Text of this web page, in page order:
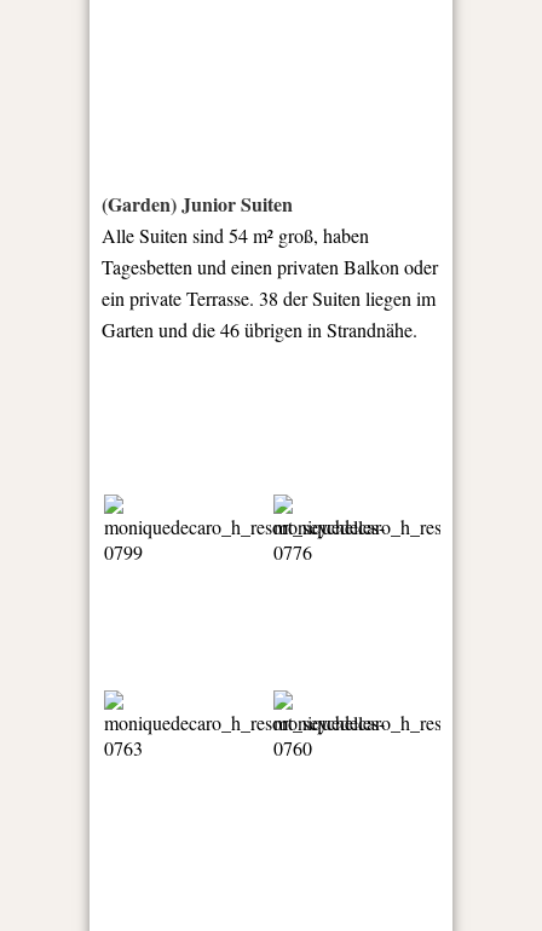
(Garden) Junior Suiten
Alle Suiten sind 54 m² groß, haben
Tagesbetten und einen privaten Balkon oder
ein private Terrasse. 38 der Suiten liegen im
Garten und die 46 übrigen in Strandnähe.